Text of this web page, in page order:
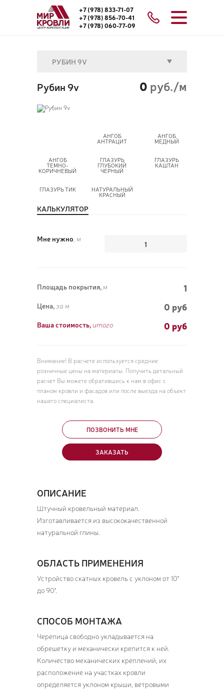
+7 (978) 833-71-07
+7 (978) 856-70-41
+7 (978) 060-77-09
РУБИН 9V
Рубин 9v 0 руб./м
АНГОБ
АНТРАЦИТ
АНГОБ
МЕДНЫЙ
АНГОБ
ТЕМНО-
КОРИЧНЕВЫЙ
ГЛАЗУРЬ
ГЛУБОКИЙ
ЧЕРНЫЙ
ГЛАЗУРЬ
КАШТАН
ГЛАЗУРЬ ТИК НАТУРАЛЬНЫЙ
КРАСНЫЙ
КАЛЬКУЛЯТОР
Мне нужно , м
Площадь покрытия, м 1
Цена, за м 0 руб
Ваша стоимость, итого 0 руб
Внимание! В расчете используется средние
розничные цены на материалы. Получить детальный
расчет Вы можете обратившись к нам в офис с
планом кровли и фасадов или после выезда на объект
нашего специалиста.
ПОЗВОНИТЬ МНЕ
ЗАКАЗАТЬ
ОПИСАНИЕ
Штучный кровельный материал.
Изготавливается из высококачественной
натуральной глины.
ОБЛАСТЬ ПРИМЕНЕНИЯ
Устройство скатных кровель с уклоном от 10°
до 90°.
СПОСОБ МОНТАЖА
Черепица свободно укладывается на
обрешетку и механически крепится к ней.
Количество механических креплений, их
расположение на участках кровли
определяется уклоном крыши, ветровыми